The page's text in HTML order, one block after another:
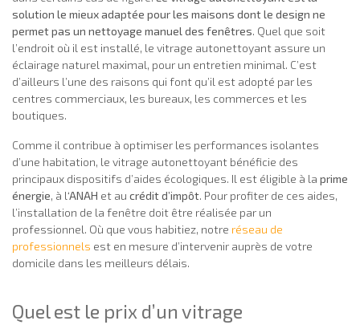
solution le mieux adaptée pour les maisons dont le design ne
permet pas un nettoyage manuel des fenêtres. Quel que soit
l’endroit où il est installé, le vitrage autonettoyant assure un
éclairage naturel maximal, pour un entretien minimal. C’est
d’ailleurs l’une des raisons qui font qu’il est adopté par les
centres commerciaux, les bureaux, les commerces et les
boutiques.
Comme il contribue à optimiser les performances isolantes
d’une habitation, le vitrage autonettoyant bénéficie des
principaux dispositifs d’aides écologiques. Il est éligible à la prime
énergie, à l‘ANAH et au crédit d’impôt. Pour profiter de ces aides,
l’installation de la fenêtre doit être réalisée par un
professionnel. Où que vous habitiez, notre réseau de
professionnels est en mesure d’intervenir auprès de votre
domicile dans les meilleurs délais.
Quel est le prix d’un vitrage